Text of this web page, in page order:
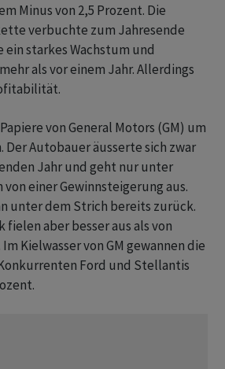
Minus von 2,5 Prozent. Die
verbuchte zum Jahresende
starkes Wachstum und
als vor einem Jahr. Allerdings
von General Motors (GM) um
Der Autobauer äusserte sich zwar
Jahr und geht nur unter
einer Gewinnsteigerung aus.
unter dem Strich bereits zurück.
fielen aber besser aus als von
Kielwasser von GM gewannen die
Ford und Stellantis